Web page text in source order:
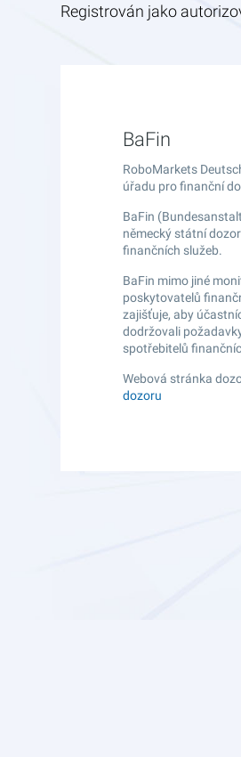
Registrován jako
BaFin
RoboMarkets
úřadu pro finanční
BaFin
německý státní
finančních služeb.
BaFin mimo jiné
poskytovatelů
zajišťuje, aby
dodržovali
spotřebitelů
Webová stránka
dozoru